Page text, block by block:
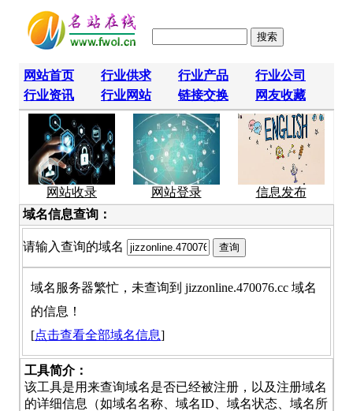
网站首页 行业供求 行业产品
行业公司
行业资讯
行业网站 链接交换 网友收藏
网站收录 网站登录
信息发布
域名信息查询：
请输入查询的域名
域名服务器繁忙，未查询到 jizzonline.470076.cc 域名
的信息！
[点击查看全部域名信息]
工具简介：
该工具是用来查询域名是否已经被注册，以及注册域名
的详细信息（如域名名称、域名ID、域名状态、域名所